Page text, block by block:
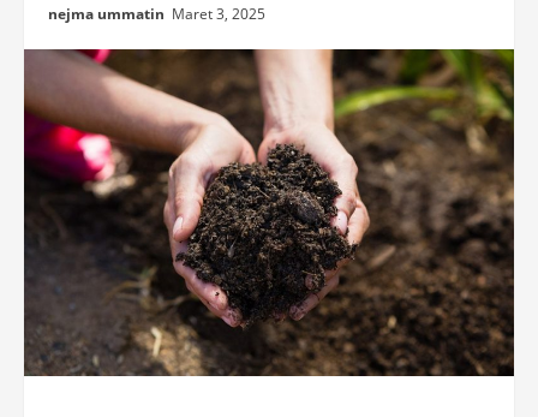
nejma ummatin Maret 3, 2025